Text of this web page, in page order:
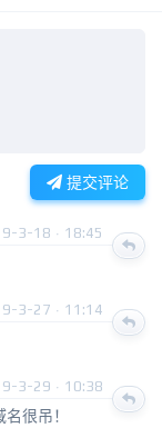
提交评论
3-18 · 18:45
3-27 · 11:14
3-29 · 10:38
很吊！